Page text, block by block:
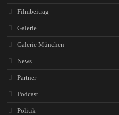
Filmbeitrag
Galerie
Galerie München
News
Partner
Podcast
Politik